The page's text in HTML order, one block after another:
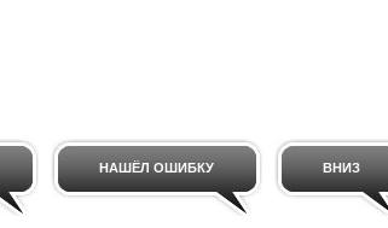
НАШЁЛ ОШИБКУ ВНИЗ